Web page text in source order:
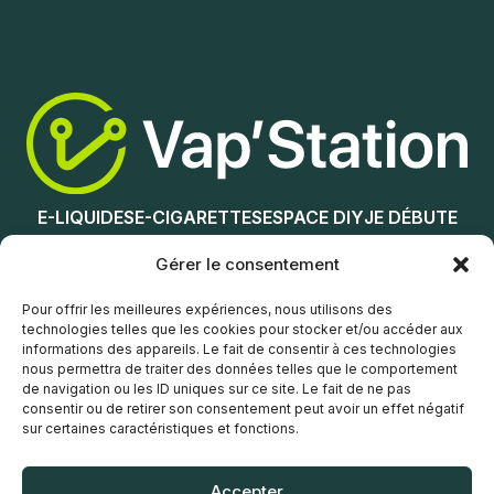
Gérer le consentement
Pour offrir les meilleures expériences, nous utilisons des
technologies telles que les cookies pour stocker et/ou accéder aux
informations des appareils. Le fait de consentir à ces technologies
nous permettra de traiter des données telles que le comportement
de navigation ou les ID uniques sur ce site. Le fait de ne pas
consentir ou de retirer son consentement peut avoir un effet négatif
sur certaines caractéristiques et fonctions.
Ajouter au panier
E-LIQUIDESE-CIGARETTESESPACE DIYJE DÉBUTE
NOS MAGASINS
Service client